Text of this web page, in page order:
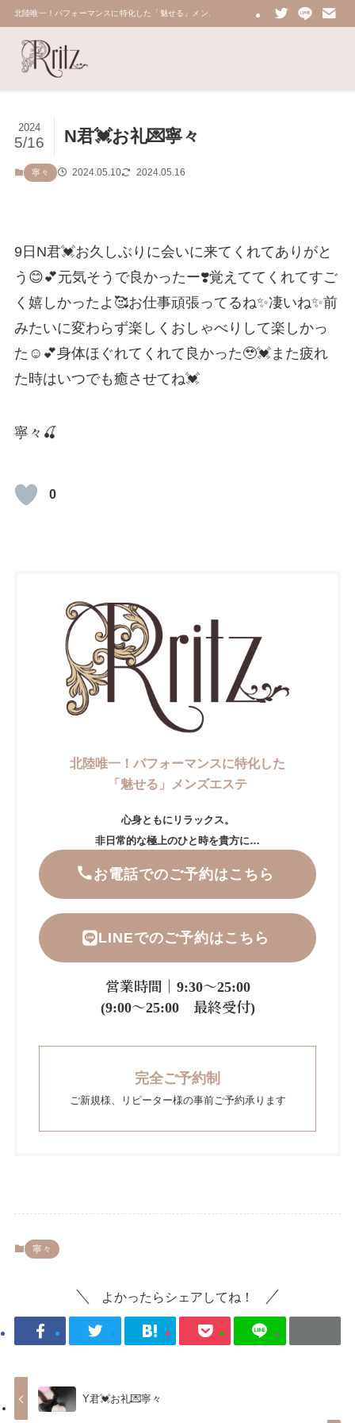
北陸唯一！パフォーマンスに特化した「魅せる」メンズエステ 鼠蹊部・密着・総合技術力
N君💓お礼💌寧々
2024
5/16
寧々 2024.05.10 2024.05.16
9日N君💓お久しぶりに会いに来てくれてありがと
う😊💕元気そうで良かったー❣️覚えててくれてすご
く嬉しかったよ🥰お仕事頑張ってるね✨凄いね✨前
みたいに変わらず楽しくおしゃべりして楽しかっ
た☺️💕身体ほぐれてくれて良かった🥹💓また疲れ
た時はいつでも癒させてね💓
寧々🍒
0
北陸唯一！パフォーマンスに特化した
「魅せる」メンズエステ
心身ともにリラックス。
非日常的な極上のひと時を貴方に…
お電話でのご予約はこちら
LINEでのご予約はこちら
営業時間｜9:30～25:00
(9:00～25:00 最終受付)
完全ご予約制
ご新規様、リピーター様の事前ご予約承ります
寧々
よかったらシェアしてね！
Y君💓お礼💌寧々